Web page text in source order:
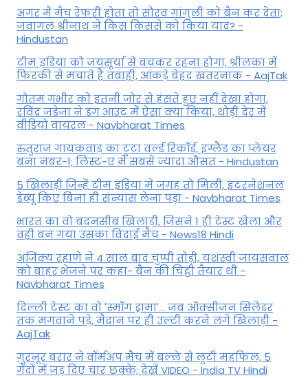
अगर मैं मैच रेफरी होता तो सौरव गांगुली को बैन कर देता;
जवागल श्रीनाथ ने किस किससे को किया याद? -
Hindustan
टीम इंडिया को जयसूर्या से बचकर रहना होगा, श्रीलंका में
फिरकी से मचाते हैं तबाही, आंकड़े बेहद खतरनाक - AajTak
गौतम गंभीर को इतनी जोर से हंसते हुए नहीं देखा होगा,
रविंद्र जडेजा ने डग आउट में ऐसा क्या किया, थोड़ी देर में
वीडियो वायरल - Navbharat Times
रुतुराज गायकवाड़ का टूटा वर्ल्ड रिकॉर्ड, इंग्लैंड का प्लेयर
बना नंबर-1; लिस्ट-ए में सबसे ज्यादा औसत - Hindustan
5 खिलाड़ी जिन्हें टीम इंडिया में जगह तो मिली, इंटरनेशनल
डेब्यू किए बिना ही संन्यास लेना पड़ा - Navbharat Times
भारत का वो बदनसीब खिलाड़ी, जिसने 1 ही टेस्ट खेला और
वही बन गया उसका विदाई मैच - News18 Hindi
अजिंक्य रहाणे ने 4 साल बाद चुप्पी तोड़ी, यशस्वी जायसवाल
को बाहर भेजने पर कहा- बैन की चिट्ठी तैयार थी -
Navbharat Times
दिल्ली टेस्ट का वो 'स्मॉग ड्रामा'... जब ऑक्सीजन सिलेंडर
तक मंगवाने पड़े, मैदान पर ही उल्टी करने लगे खिलाड़ी -
AajTak
गुरनूर बरार ने वॉर्मअप मैच में बल्ले से लूटी महफिल, 5
गेंदों में जड़ दिए चार छक्के; देखें VIDEO - India TV Hindi